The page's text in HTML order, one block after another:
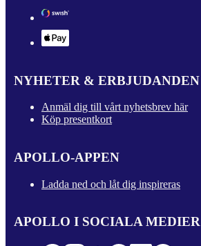
NYHETER & ERBJUDANDEN
Anmäl dig till vårt nyhetsbrev här
Köp presentkort
APOLLO-APPEN
Ladda ned och låt dig inspireras
APOLLO I SOCIALA MEDIER